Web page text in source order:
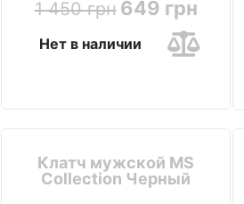
1 450 грн 649 грн
Нет в наличии
Клатч мужской MS
Collection Черный